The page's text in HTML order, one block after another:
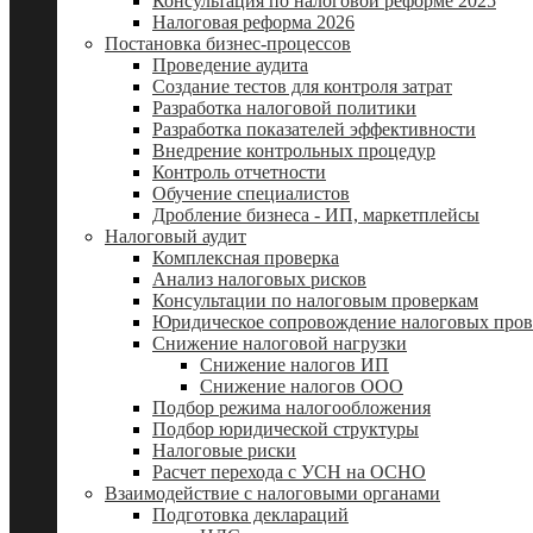
Налоговая реформа 2026
Постановка бизнес-процессов
Проведение аудита
Создание тестов для контроля затрат
Разработка налоговой политики
Разработка показателей эффективности
Внедрение контрольных процедур
Контроль отчетности
Обучение специалистов
Дробление бизнеса - ИП, маркетплейсы
Налоговый аудит
Комплексная проверка
Анализ налоговых рисков
Консультации по налоговым проверкам
Юридическое сопровождение налоговых
Снижение налоговой нагрузки
Снижение налогов ИП
Снижение налогов ООО
Подбор режима налогообложения
Подбор юридической структуры
Налоговые риски
Расчет перехода с УСН на ОСНО
Взаимодействие с налоговыми органами
Подготовка деклараций